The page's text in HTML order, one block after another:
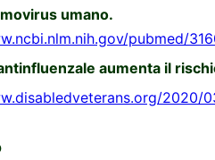
umano.
pubmed/
aumenta il
2020/